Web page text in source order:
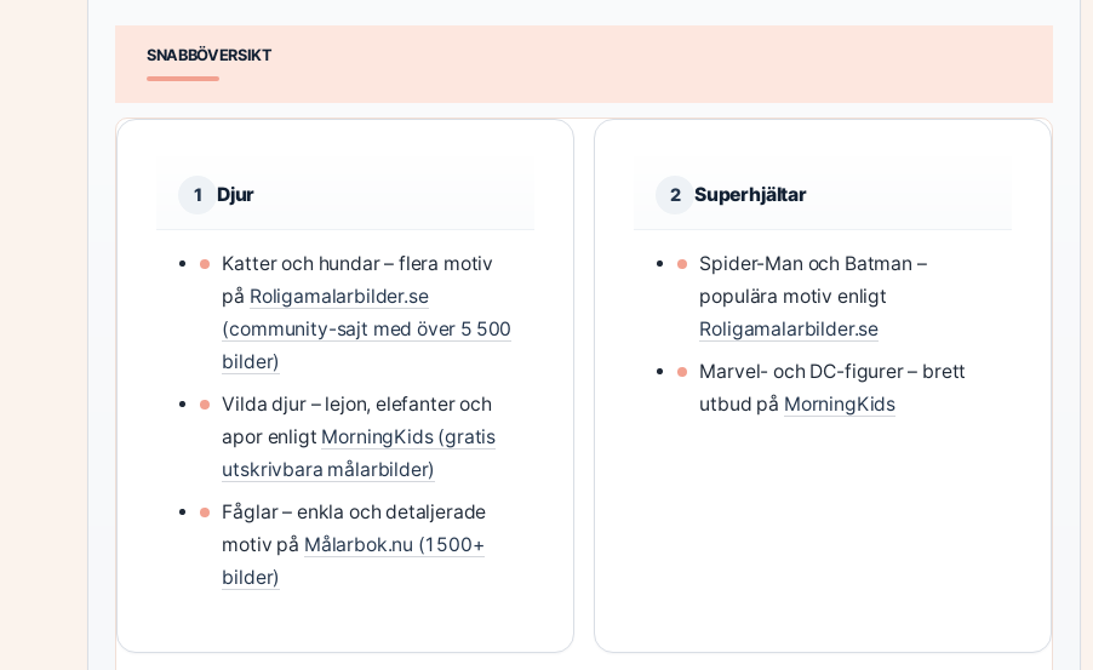
SNABBÖVERSIKT
1 Djur
Katter och hundar – flera motiv
på Roligamalarbilder.se
(community-sajt med över 5 500
bilder)
Vilda djur – lejon, elefanter och
apor enligt MorningKids (gratis
utskrivbara målarbilder)
Fåglar – enkla och detaljerade
motiv på Målarbok.nu (1 500+
bilder)
2 Superhjältar
Spider-Man och Batman –
populära motiv enligt
Roligamalarbilder.se
Marvel- och DC-figurer – brett
utbud på MorningKids